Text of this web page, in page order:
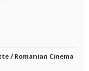
/ Romanian Cinema